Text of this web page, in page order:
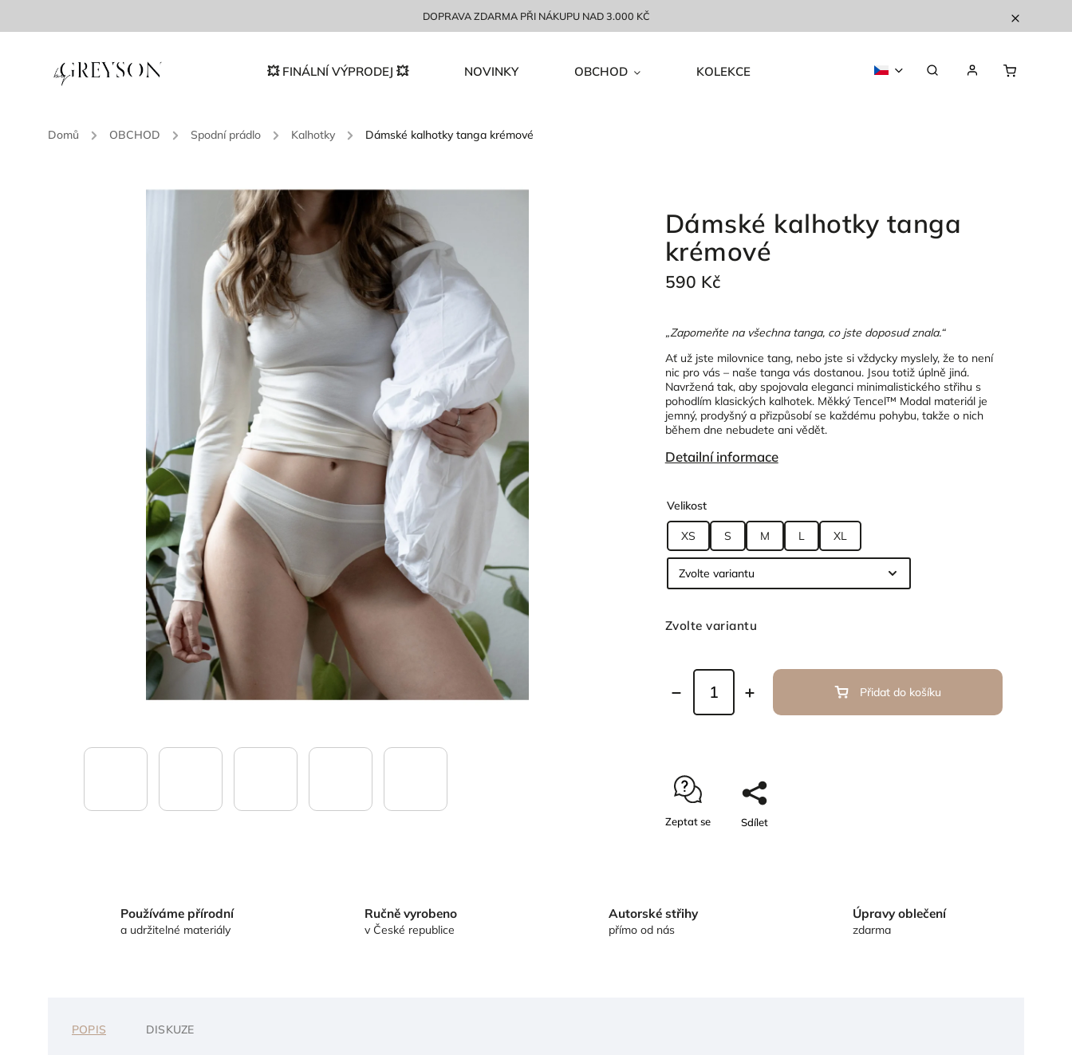
DOPRAVA ZDARMA PŘI NÁKUPU NAD 3.000 KČ
💥 FINÁLNÍ VÝPRODEJ 💥 NOVINKY OBCHOD KOLEKCE
Domů / OBCHOD / Spodní prádlo / Kalhotky / Dámské kalhotky tanga krémové
Dámské kalhotky tanga
krémové
590 Kč
„Zapomeňte na všechna tanga, co jste doposud znala.“
Ať už jste milovnice tang, nebo jste si vždycky myslely, že to není
nic pro vás – naše tanga vás dostanou. Jsou totiž úplně jiná.
Navržená tak, aby spojovala eleganci minimalistického střihu s
pohodlím klasických kalhotek. Měkký Tencel™ Modal materiál je
jemný, prodyšný a přizpůsobí se každému pohybu, takže o nich
během dne nebudete ani vědět.
Detailní informace
Velikost
XS S M L XL
Zvolte variantu
Přidat do košíku
Zeptat se Sdílet
Používáme přírodní
a udržitelné materiály
Ručně vyrobeno
v České republice
Autorské střihy
přímo od nás
Úpravy oblečení
zdarma
POPIS DISKUZE